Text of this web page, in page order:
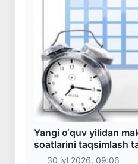
Yangi o‘quv yilidan
soatlarini taqsimlash
30 iyl 2026, 09:06